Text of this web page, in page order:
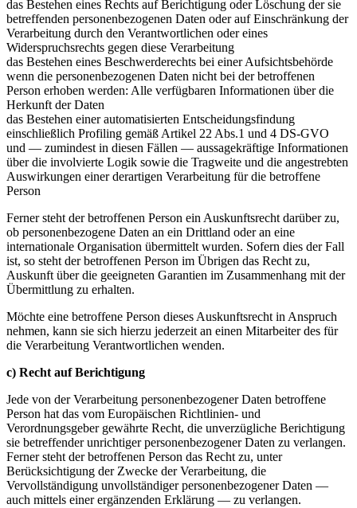
das Bestehen eines Rechts auf Berichtigung oder Löschung der sie
betreffenden personenbezogenen Daten oder auf Einschränkung der
Verarbeitung durch den Verantwortlichen oder eines
Widerspruchsrechts gegen diese Verarbeitung
das Bestehen eines Beschwerderechts bei einer Aufsichtsbehörde
wenn die personenbezogenen Daten nicht bei der betroffenen
Person erhoben werden: Alle verfügbaren Informationen über die
Herkunft der Daten
das Bestehen einer automatisierten Entscheidungsfindung
einschließlich Profiling gemäß Artikel 22 Abs.1 und 4 DS-GVO
und — zumindest in diesen Fällen — aussagekräftige Informationen
über die involvierte Logik sowie die Tragweite und die angestrebten
Auswirkungen einer derartigen Verarbeitung für die betroffene
Person
Ferner steht der betroffenen Person ein Auskunftsrecht darüber zu,
ob personenbezogene Daten an ein Drittland oder an eine
internationale Organisation übermittelt wurden. Sofern dies der Fall
ist, so steht der betroffenen Person im Übrigen das Recht zu,
Auskunft über die geeigneten Garantien im Zusammenhang mit der
Übermittlung zu erhalten.
Möchte eine betroffene Person dieses Auskunftsrecht in Anspruch
nehmen, kann sie sich hierzu jederzeit an einen Mitarbeiter des für
die Verarbeitung Verantwortlichen wenden.
c) Recht auf Berichtigung
Jede von der Verarbeitung personenbezogener Daten betroffene
Person hat das vom Europäischen Richtlinien- und
Verordnungsgeber gewährte Recht, die unverzügliche Berichtigung
sie betreffender unrichtiger personenbezogener Daten zu verlangen.
Ferner steht der betroffenen Person das Recht zu, unter
Berücksichtigung der Zwecke der Verarbeitung, die
Vervollständigung unvollständiger personenbezogener Daten —
auch mittels einer ergänzenden Erklärung — zu verlangen.